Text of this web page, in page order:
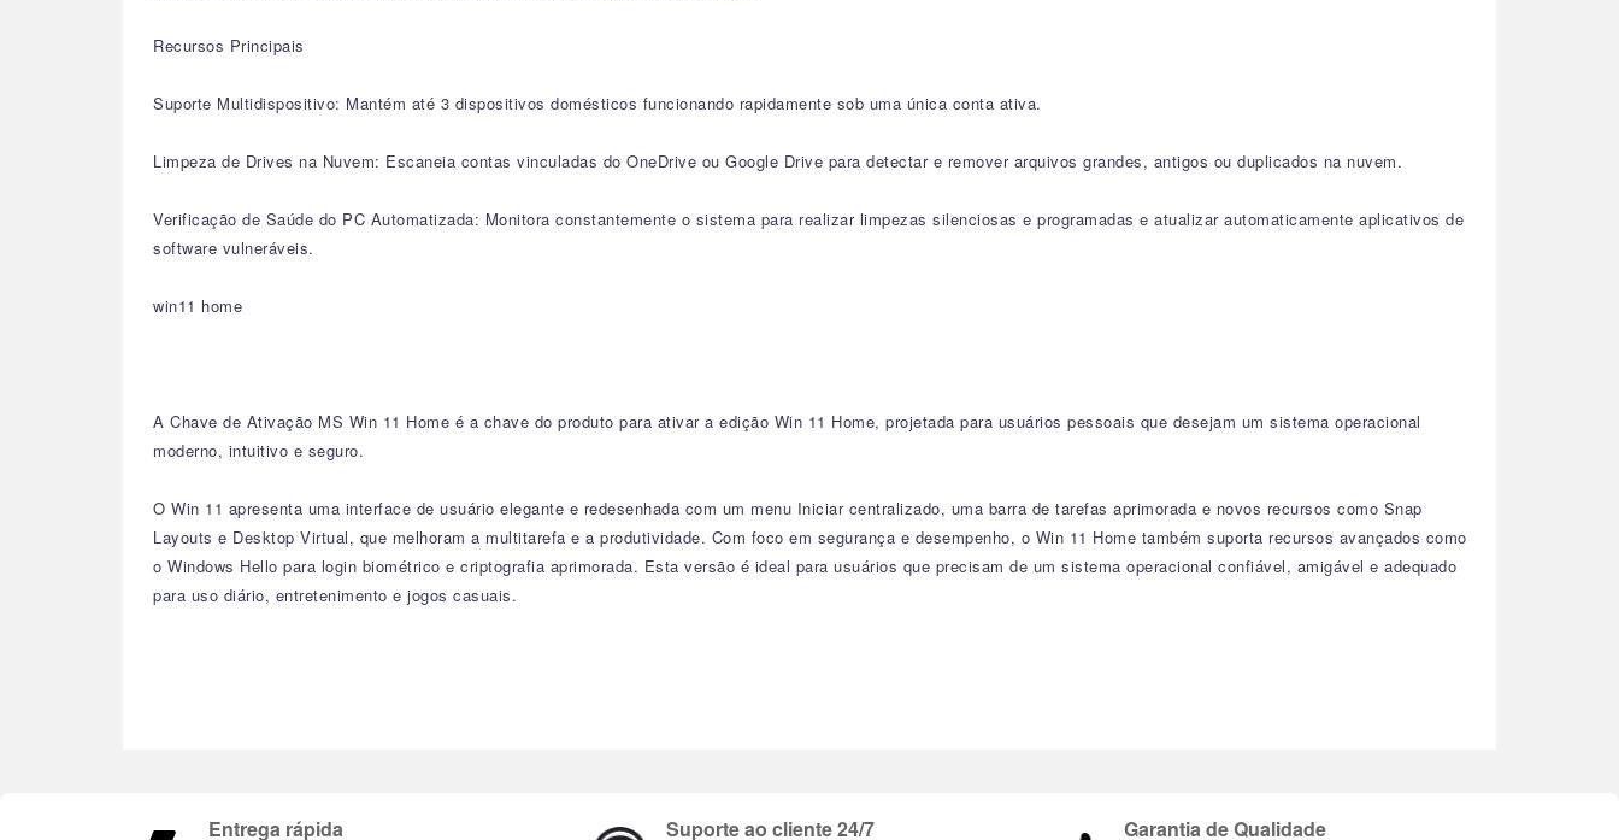
Recursos Principais
Suporte Multidispositivo: Mantém até 3 dispositivos domésticos funcionando rapidamente sob uma única conta ativa.
Limpeza de Drives na Nuvem: Escaneia contas vinculadas do OneDrive ou Google Drive para detectar e remover arquivos grandes, antigos ou duplicados na nuvem.
Verificação de Saúde do PC Automatizada: Monitora constantemente o sistema para realizar limpezas silenciosas e programadas e atualizar automaticamente aplicativos de
software vulneráveis.
win11 home
A Chave de Ativação MS Win 11 Home é a chave do produto para ativar a edição Win 11 Home, projetada para usuários pessoais que desejam um sistema operacional
moderno, intuitivo e seguro.
O Win 11 apresenta uma interface de usuário elegante e redesenhada com um menu Iniciar centralizado, uma barra de tarefas aprimorada e novos recursos como Snap
Layouts e Desktop Virtual, que melhoram a multitarefa e a produtividade. Com foco em segurança e desempenho, o Win 11 Home também suporta recursos avançados como
o Windows Hello para login biométrico e criptografia aprimorada. Esta versão é ideal para usuários que precisam de um sistema operacional confiável, amigável e adequado
para uso diário, entretenimento e jogos casuais.
Entrega rápida Suporte ao cliente 24/7 Garantia de Qualidade